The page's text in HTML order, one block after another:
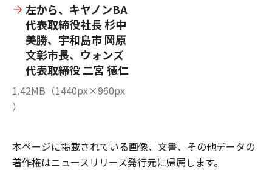
左から、キヤノンBA
代表取締役社長 杉中
美勝、宇和島市 岡原
文彰市長、ウォンズ
代表取締役 二宮 徳仁
1.42MB（1440px×960px
）
本ページに掲載されている画像、文書、その他データの
著作権はニュースリリース発行元に帰属します。